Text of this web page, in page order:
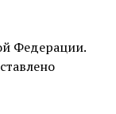
Федерации.